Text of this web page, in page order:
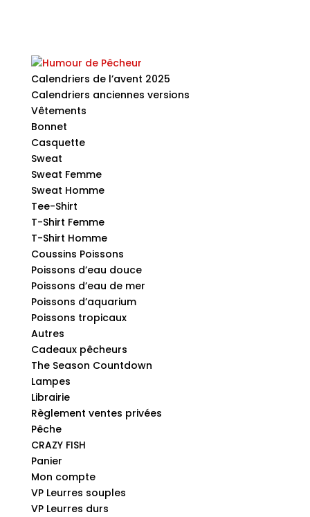
Calendriers de l’avent 2025
Calendriers anciennes versions
Vêtements
Bonnet
Casquette
Sweat
Sweat Femme
Sweat Homme
Tee-Shirt
T-Shirt Femme
T-Shirt Homme
Coussins Poissons
Poissons d’eau douce
Poissons d’eau de mer
Poissons d’aquarium
Poissons tropicaux
Autres
Cadeaux pêcheurs
The Season Countdown
Lampes
Librairie
Règlement ventes privées
Pêche
CRAZY FISH
Panier
Mon compte
VP Leurres souples
VP Leurres durs